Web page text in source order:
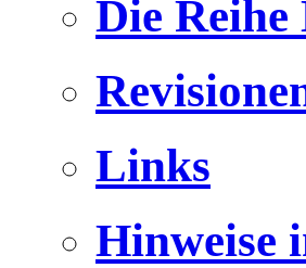
Die
Links
Hinweise